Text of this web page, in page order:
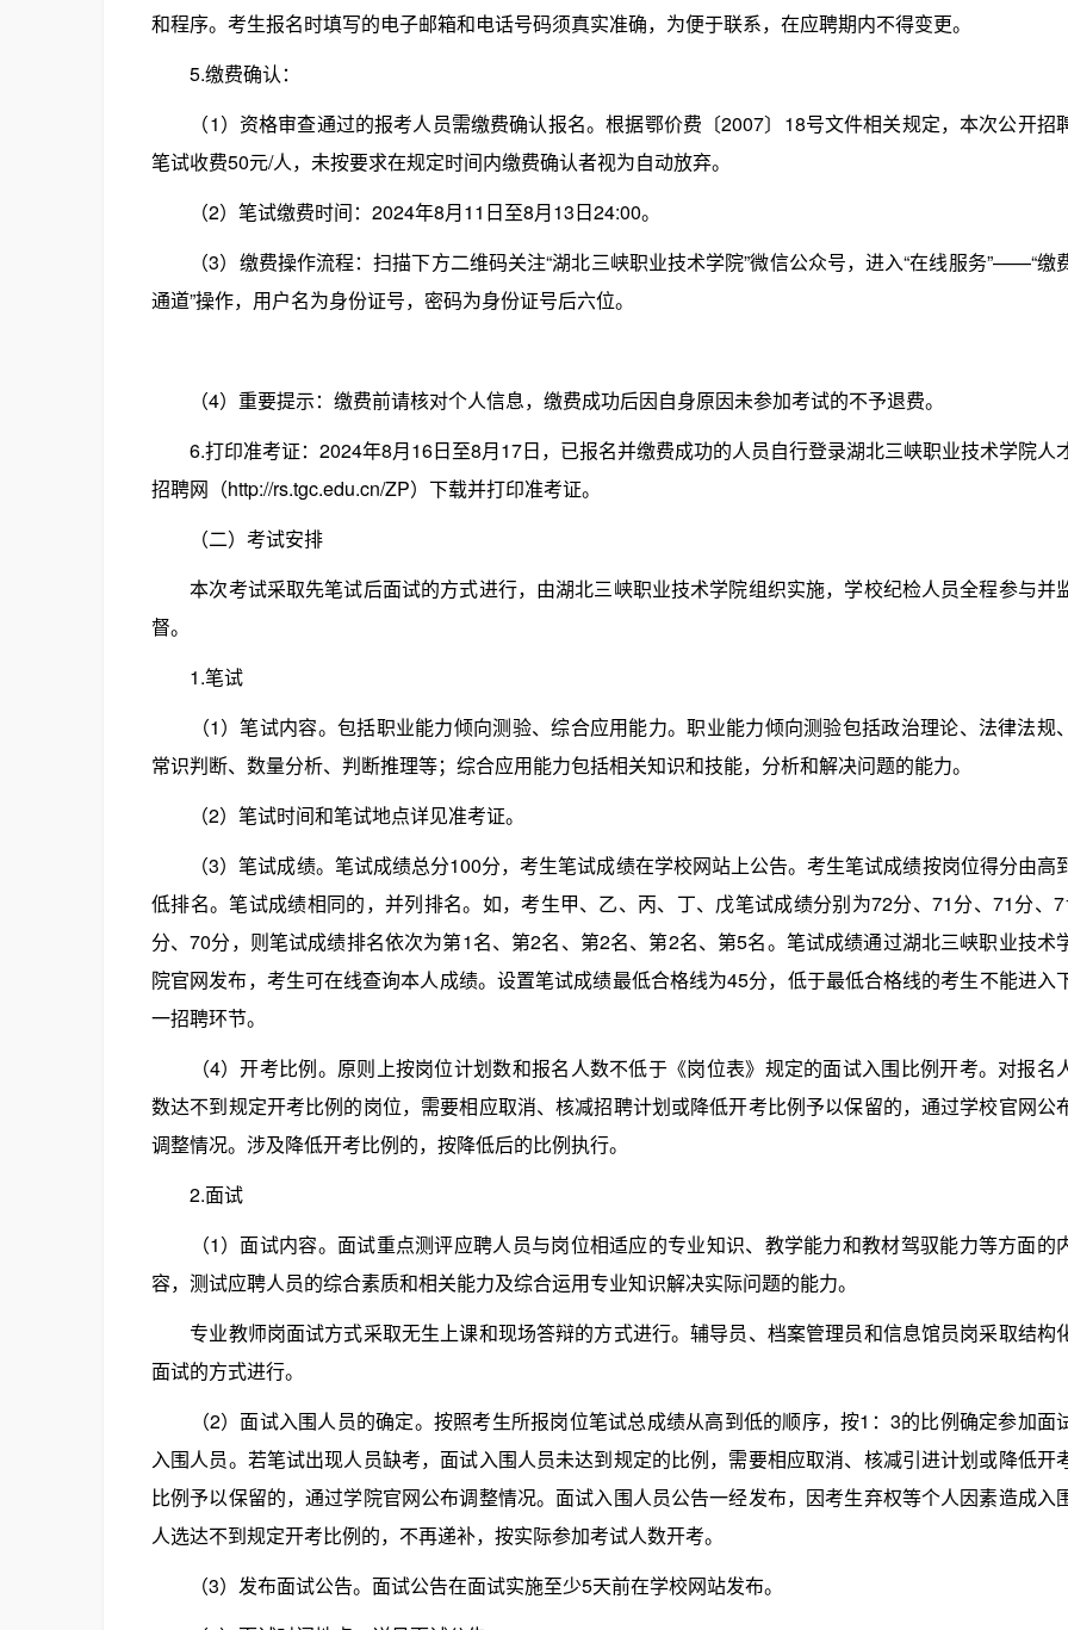
和程序。考生报名时填写的电子邮箱和电话号码须真实准确，为便于联系，在应聘期内不得变更。
5.缴费确认：
（1）资格审查通过的报考人员需缴费确认报名。根据鄂价费〔2007〕18号文件相关规定，本次公开招
笔试收费50元/人，未按要求在规定时间内缴费确认者视为自动放弃。
（2）笔试缴费时间：2024年8月11日至8月13日24:00。
（3）缴费操作流程：扫描下方二维码关注“湖北三峡职业技术学院”微信公众号，进入“在线服务”——“缴
通道”操作，用户名为身份证号，密码为身份证号后六位。
（4）重要提示：缴费前请核对个人信息，缴费成功后因自身原因未参加考试的不予退费。
6.打印准考证：2024年8月16日至8月17日，已报名并缴费成功的人员自行登录湖北三峡职业技术学院人
招聘网（http://rs.tgc.edu.cn/ZP）下载并打印准考证。
（二）考试安排
本次考试采取先笔试后面试的方式进行，由湖北三峡职业技术学院组织实施，学校纪检人员全程参与并
督。
1.笔试
（1）笔试内容。包括职业能力倾向测验、综合应用能力。职业能力倾向测验包括政治理论、法律法规、
常识判断、数量分析、判断推理等；综合应用能力包括相关知识和技能，分析和解决问题的能力。
（2）笔试时间和笔试地点详见准考证。
（3）笔试成绩。笔试成绩总分100分，考生笔试成绩在学校网站上公告。考生笔试成绩按岗位得分由高
低排名。笔试成绩相同的，并列排名。如，考生甲、乙、丙、丁、戊笔试成绩分别为72分、71分、71分、
分、70分，则笔试成绩排名依次为第1名、第2名、第2名、第2名、第5名。笔试成绩通过湖北三峡职业技术
院官网发布，考生可在线查询本人成绩。设置笔试成绩最低合格线为45分，低于最低合格线的考生不能进入
一招聘环节。
（4）开考比例。原则上按岗位计划数和报名人数不低于《岗位表》规定的面试入围比例开考。对报名
数达不到规定开考比例的岗位，需要相应取消、核减招聘计划或降低开考比例予以保留的，通过学校官网公
调整情况。涉及降低开考比例的，按降低后的比例执行。
2.面试
（1）面试内容。面试重点测评应聘人员与岗位相适应的专业知识、教学能力和教材驾驭能力等方面的
容，测试应聘人员的综合素质和相关能力及综合运用专业知识解决实际问题的能力。
专业教师岗面试方式采取无生上课和现场答辩的方式进行。辅导员、档案管理员和信息馆员岗采取结构
面试的方式进行。
（2）面试入围人员的确定。按照考生所报岗位笔试总成绩从高到低的顺序，按1：3的比例确定参加面
入围人员。若笔试出现人员缺考，面试入围人员未达到规定的比例，需要相应取消、核减引进计划或降低开
比例予以保留的，通过学院官网公布调整情况。面试入围人员公告一经发布，因考生弃权等个人因素造成入
人选达不到规定开考比例的，不再递补，按实际参加考试人数开考。
（3）发布面试公告。面试公告在面试实施至少5天前在学校网站发布。